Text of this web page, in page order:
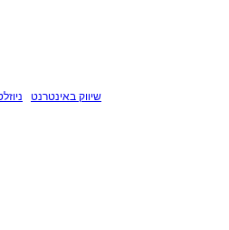
שיווק באינטרנט